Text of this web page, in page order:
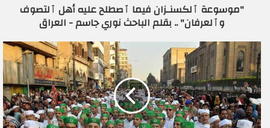
ي
"موسوعة ﭐلكسنـزان فيما ﭐصطلح عليه أهل ﭐلتصوف
وﭐلعرفان" .. بقلم الباحث نوري جاسم - العراق